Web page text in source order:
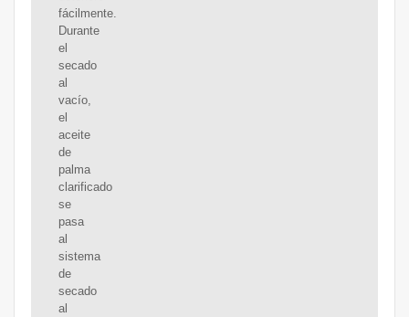
fácilmente.
Durante
el
secado
al
vacío,
el
aceite
de
palma
clarificado
se
pasa
al
sistema
de
secado
al